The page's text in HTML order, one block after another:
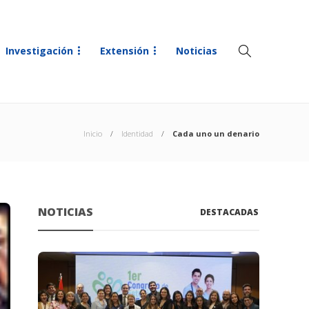
Investigación Extensión Noticias
Inicio Identidad Cada uno un denario
NOTICIAS DESTACADAS